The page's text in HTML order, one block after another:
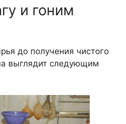
и гоним
до получения чистого
выглядит следующим